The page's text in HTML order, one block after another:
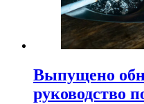
Выпущено
руководство